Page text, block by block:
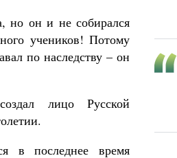
но он и не собирался
учеников! Потому
по наследству – он
лицо Русской
в последнее время